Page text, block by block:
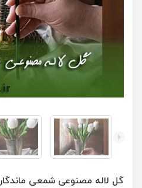
گل لاله مصنوعی شمعی ماندگار